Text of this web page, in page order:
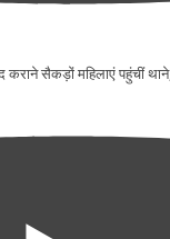
सैकड़ों महिलाएं पहुंचीं थाने,